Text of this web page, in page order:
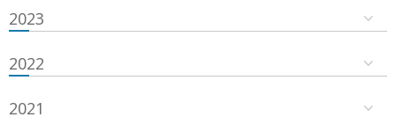
2023
2022
2021